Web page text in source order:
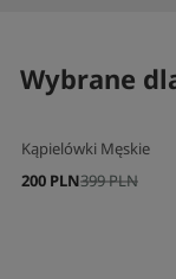
Wybrane
Kąpielówki Męskie
399 PLN
200 PLN